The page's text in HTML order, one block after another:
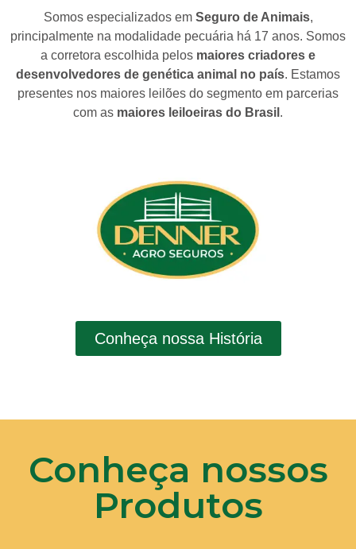
Somos especializados em Seguro de Animais,
principalmente na modalidade pecuária há 17 anos. Somos
a corretora escolhida pelos maiores criadores e
desenvolvedores de genética animal no país. Estamos
presentes nos maiores leilões do segmento em parcerias
com as maiores leiloeiras do Brasil .
Conheça nossa História
Conheça nossos
Produtos